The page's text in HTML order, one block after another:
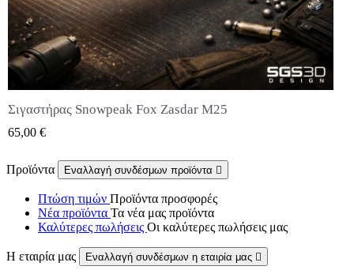
QUICK VIEW
Σιγαστήρας Snowpeak Fox Zasdar M25
65,00 €
Προϊόντα Εναλλαγή συνδέσμων προϊόντα 
Πτώση τιμών Προϊόντα προσφορές
Νέα προϊόντα Τα νέα μας προϊόντα
Καλύτερες πωλήσεις Οι καλύτερες πωλήσεις μας
Η εταιρία μας Εναλλαγή συνδέσμων η εταιρία μας 